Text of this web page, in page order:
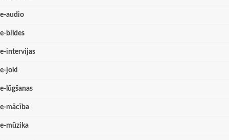
e-audio
e-bildes
e-intervijas
e-joki
e-lūgšanas
e-mācība
e-mūzika